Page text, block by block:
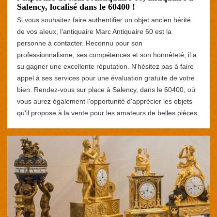
Salency, localisé dans le 60400 !
Si vous souhaitez faire authentifier un objet ancien hérité
de vos aïeux, l'antiquaire Marc Antiquaire 60 est la
personne à contacter. Reconnu pour son
professionnalisme, ses compétences et son honnêteté, il a
su gagner une excellente réputation. N'hésitez pas à faire
appel à ses services pour une évaluation gratuite de votre
bien. Rendez-vous sur place à Salency, dans le 60400, où
vous aurez également l'opportunité d'apprécier les objets
qu'il propose à la vente pour les amateurs de belles pièces.